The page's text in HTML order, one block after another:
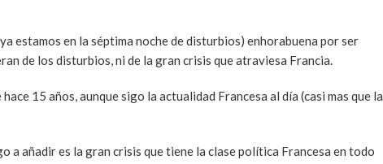
estamos en la séptima noche de disturbios) enhorabuena por ser
de los disturbios, ni de la gran crisis que atraviesa Francia.
15 años, aunque sigo la actualidad Francesa al día (casi mas que la
a añadir es la gran crisis que tiene la clase política Francesa en todo